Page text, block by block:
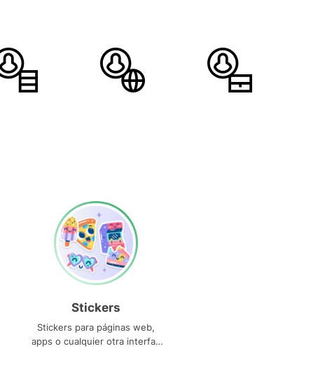
Stickers
Stickers para páginas web,
apps o cualquier otra interfaz